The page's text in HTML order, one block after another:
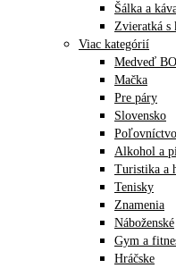
Šálka a
Zvieratká s
Viac kategórií
Medveď
Mačka
Pre páry
Slovensko
Alkohol a
Turistika a
Tenisky
Znamenia
Náboženské
Gym a
Hráčske